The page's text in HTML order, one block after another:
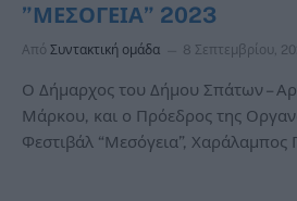
”ΜΕΣΟΓΕΙΑ” 2023
Από Συντακτική ομάδα 8 Σεπτεμβρίου,
Ο Δήμαρχος του Δήμου Σπάτων –
Μάρκου, και ο Πρόεδρος της
Φεστιβάλ “Μεσόγεια”, Χαράλαμπος